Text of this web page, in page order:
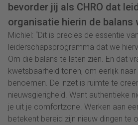
bevorder jij als CHRO dat
organisatie hierin de balans
Michiel: “Dit is precies de essentie
leiderschapsprogramma dat we
Om die balans te laten zien. En dat
kwetsbaarheid tonen, om eerlijk naar
benoemen. De inzet is ruimte te
nieuwsgierigheid. Want authentieke
je uit je comfortzone. Werken aan
betekent bereid zijn nieuw dingen te